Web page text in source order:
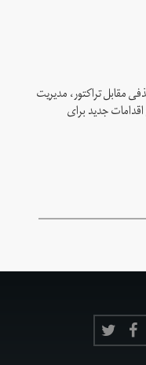
مقابل تراکتور، مدیریت
جدید برای